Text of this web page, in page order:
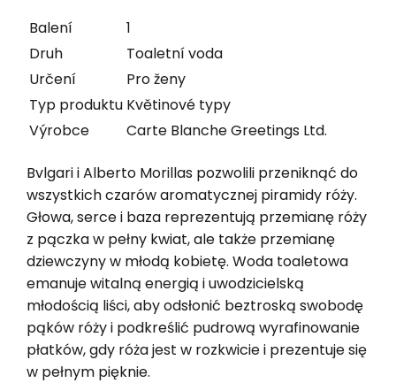
Balení
1
Druh
Toaletní voda
Určení
Pro ženy
Typ produktu Květinové typy
Výrobce
Carte Blanche Greetings Ltd.
Bvlgari i Alberto Morillas pozwolili przeniknąć do
wszystkich czarów aromatycznej piramidy róży.
Głowa, serce i baza reprezentują przemianę róży
z pączka w pełny kwiat, ale także przemianę
dziewczyny w młodą kobietę. Woda toaletowa
emanuje witalną energią i uwodzicielską
młodością liści, aby odsłonić beztroską swobodę
pąków róży i podkreślić pudrową wyrafinowanie
płatków, gdy róża jest w rozkwicie i prezentuje się
w pełnym pięknie.